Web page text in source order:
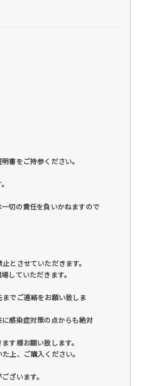
書をご持参ください。
切の責任を負いかねますので
とさせていただきます。
していただきます。
でご連絡をお願い致しま
感染症対策の点からも絶対
す様お願い致します。
上、ご購入ください。
ざいます。